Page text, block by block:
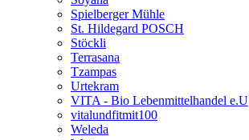
Spielberger Mühle
St. Hildegard POSCH
Stöckli
Terrasana
Tzampas
Urtekram
VITA - Bio Lebenmittelhandel e.U
vitalundfitmit100
Weleda